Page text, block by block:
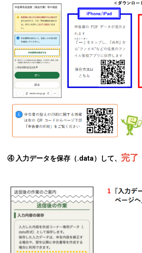
④ 入力データを保存（.data）して、 完了